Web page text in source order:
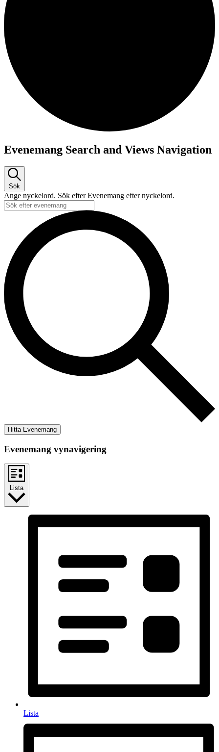
Evenemang
Evenemang Search and Views Navigation
Sök
Ange nyckelord. Sök efter Evenemang efter nyckelord.
Hitta Evenemang
Evenemang vynavigering
Lista
Lista